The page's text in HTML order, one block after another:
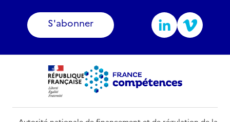
S'abonner